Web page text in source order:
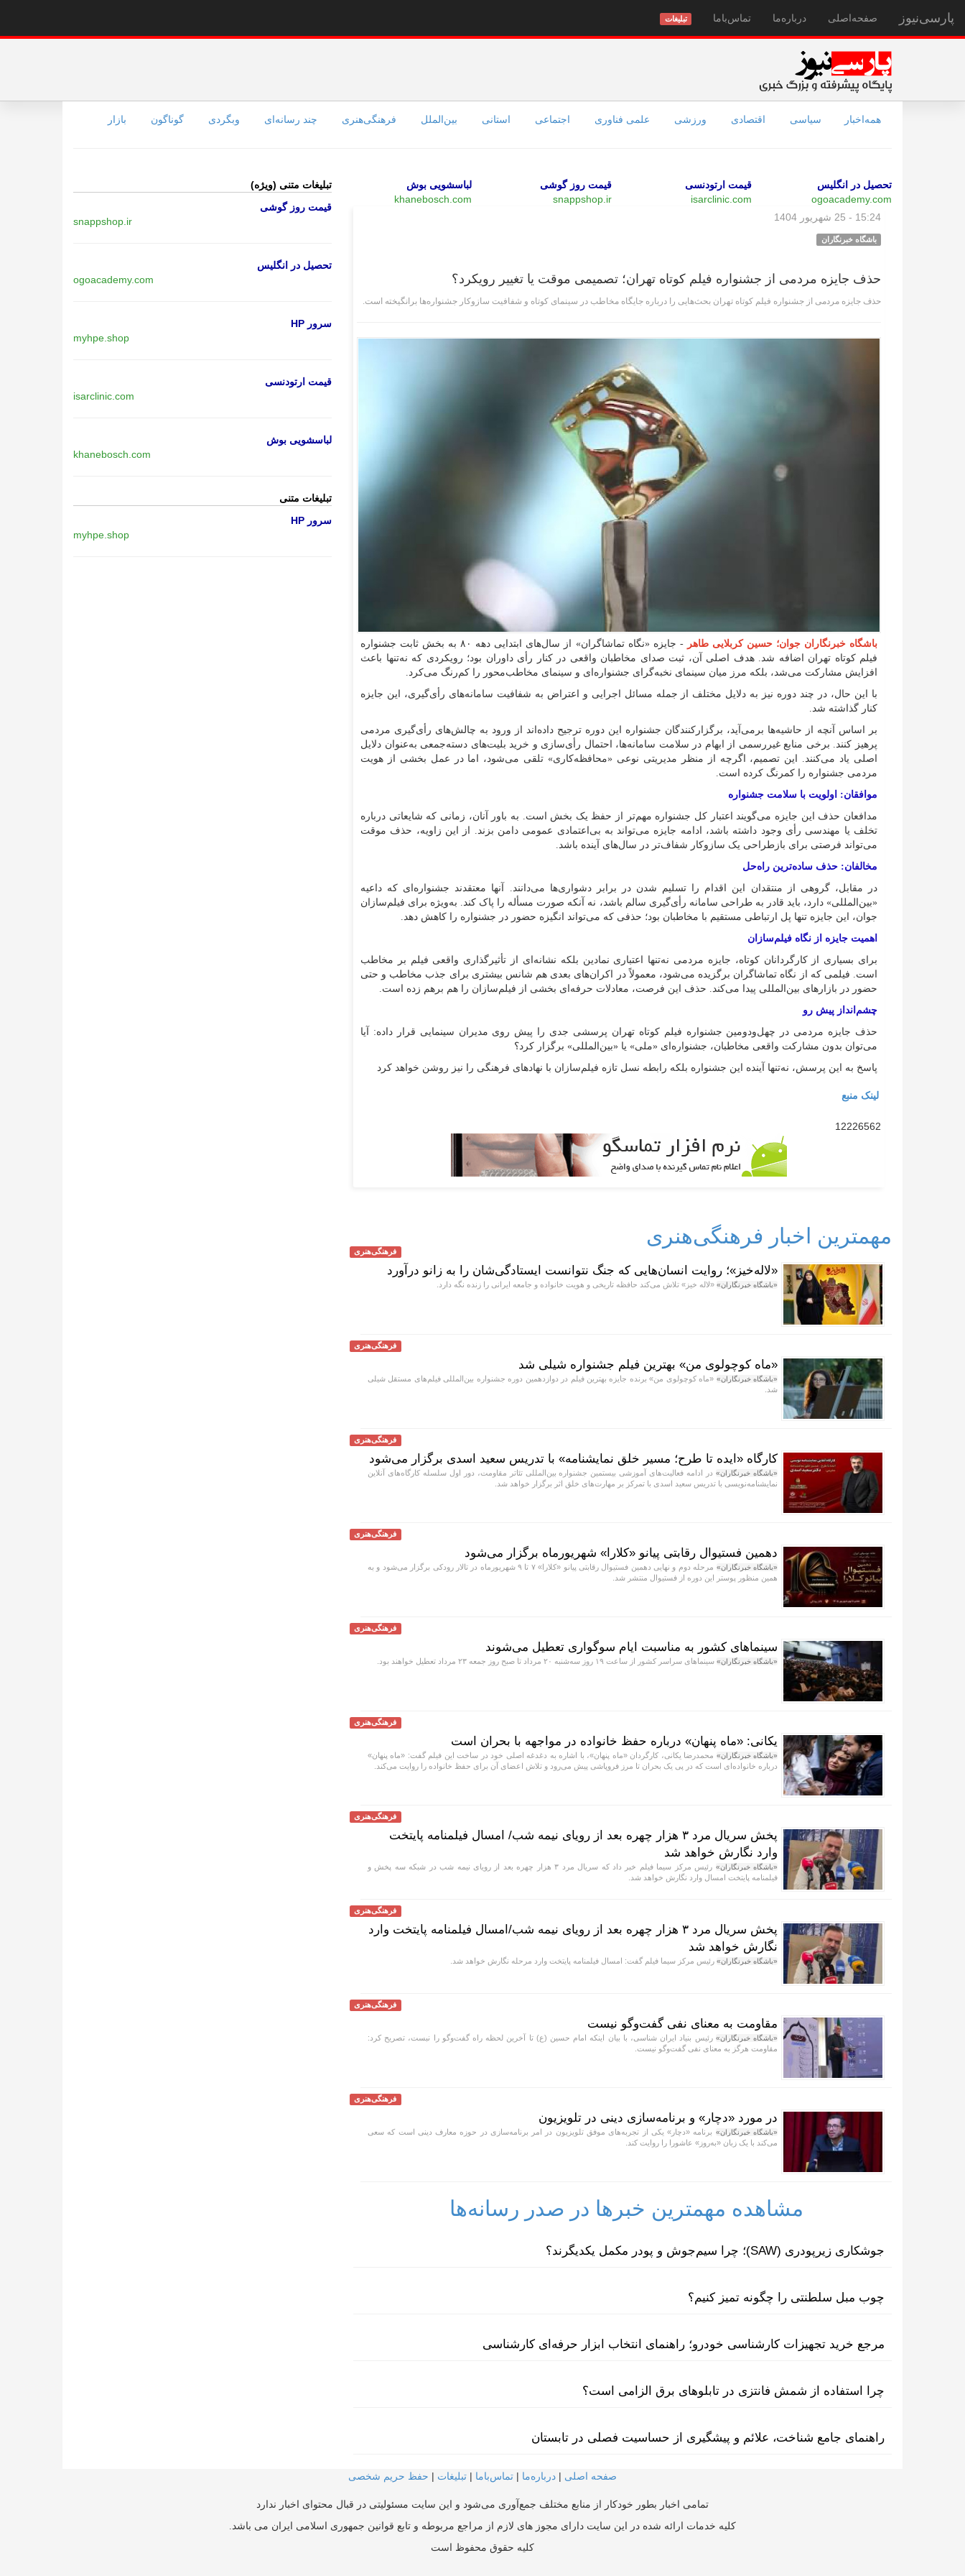
پارسی‌نیوز صفحه‌اصلی درباره‌ما تماس‌با‌ما تبلیغات
همه‌اخبار سیاسی اقتصادی ورزشی علمی فناوری اجتماعی استانی بین‌الملل فرهنگی‌هنری چند رسانه‌ای وبگردی گوناگون بازار
تحصیل در انگلیس
ogoacademy.com
قیمت ارتودنسی
isarclinic.com
قیمت روز گوشی
snappshop.ir
لباسشویی بوش
khanebosch.com
15:24 - 25 شهریور 1404
باشگاه خبرنگاران
حذف جایزه مردمی از جشنواره فیلم کوتاه تهران؛ تصمیمی موقت یا تغییر رویکرد؟
حذف جایزه مردمی از جشنواره فیلم کوتاه تهران بحث‌هایی را درباره جایگاه مخاطب در سینمای کوتاه و شفافیت سازوکار جشنواره‌ها برانگیخته است.
باشگاه خبرنگاران جوان؛ حسین کربلایی طاهر
- جایزه «نگاه تماشاگران» از سال‌های ابتدایی دهه ۸۰ به بخش ثابت جشنواره
فیلم کوتاه تهران اضافه شد. هدف اصلی آن، ثبت صدای مخاطبان واقعی در کنار رأی داوران بود؛ رویکردی که نه‌تنها باعث
افزایش مشارکت می‌شد، بلکه مرز میان سینمای نخبه‌گرای جشنواره‌ای و سینمای مخاطب‌محور را کم‌رنگ می‌کرد.
با این حال، در چند دوره نیز به دلایل مختلف از جمله مسائل اجرایی و اعتراض به شفافیت سامانه‌های رأی‌گیری، این جایزه
کنار گذاشته شد.
بر اساس آنچه از حاشیه‌ها برمی‌آید، برگزارکنندگان جشنواره این دوره ترجیح داده‌اند از ورود به چالش‌های رأی‌گیری مردمی
پرهیز کنند. برخی منابع غیررسمی از ابهام در سلامت سامانه‌ها، احتمال رأی‌سازی و خرید بلیت‌های دسته‌جمعی به‌عنوان دلایل
اصلی یاد می‌کنند. این تصمیم، اگرچه از منظر مدیریتی نوعی «محافظه‌کاری» تلقی می‌شود، اما در عمل بخشی از هویت
مردمی جشنواره را کمرنگ کرده است.
موافقان: اولویت با سلامت جشنواره
مدافعان حذف این جایزه می‌گویند اعتبار کل جشنواره مهم‌تر از حفظ یک بخش است. به باور آنان، زمانی که شایعاتی درباره
تخلف یا مهندسی رأی وجود داشته باشد، ادامه جایزه می‌تواند به بی‌اعتمادی عمومی دامن بزند. از این زاویه، حذف موقت
می‌تواند فرصتی برای بازطراحی یک سازوکار شفاف‌تر در سال‌های آینده باشد.
مخالفان: حذف ساده‌ترین راه‌حل
در مقابل، گروهی از منتقدان این اقدام را تسلیم شدن در برابر دشواری‌ها می‌دانند. آنها معتقدند جشنواره‌ای که داعیه
«بین‌المللی» دارد، باید قادر به طراحی سامانه رأی‌گیری سالم باشد، نه آنکه صورت مسأله را پاک کند. به‌ویژه برای فیلم‌سازان
جوان، این جایزه تنها پل ارتباطی مستقیم با مخاطبان بود؛ حذفی که می‌تواند انگیزه حضور در جشنواره را کاهش دهد.
اهمیت جایزه از نگاه فیلم‌سازان
برای بسیاری از کارگردانان کوتاه، جایزه مردمی نه‌تنها اعتباری نمادین بلکه نشانه‌ای از تأثیرگذاری واقعی فیلم بر مخاطب
است. فیلمی که از نگاه تماشاگران برگزیده می‌شود، معمولاً در اکران‌های بعدی هم شانس بیشتری برای جذب مخاطب و حتی
حضور در بازار‌های بین‌المللی پیدا می‌کند. حذف این فرصت، معادلات حرفه‌ای بخشی از فیلم‌سازان را هم برهم زده است.
چشم‌انداز پیش رو
حذف جایزه مردمی در چهل‌ودومین جشنواره فیلم کوتاه تهران پرسشی جدی را پیش روی مدیران سینمایی قرار داده: آیا
می‌توان بدون مشارکت واقعی مخاطبان، جشنواره‌ای «ملی» یا «بین‌المللی» برگزار کرد؟
پاسخ به این پرسش، نه‌تنها آینده این جشنواره بلکه رابطه نسل تازه فیلم‌سازان با نهاد‌های فرهنگی را نیز روشن خواهد کرد
لینک منبع
12226562
مهمترین اخبار فرهنگی‌هنری
فرهنگی‌هنری
«لاله‌خیز»؛ روایت انسان‌هایی که جنگ نتوانست ایستادگی‌شان را به زانو درآورد
«باشگاه خبرنگاران» «لاله خیز» تلاش می‌کند حافظه تاریخی و هویت خانواده و جامعه ایرانی را زنده نگه دارد.
فرهنگی‌هنری
«ماه کوچولوی من» بهترین فیلم جشنواره شیلی شد
«باشگاه خبرنگاران» «ماه کوچولوی من» برنده جایزه بهترین فیلم در دوازدهمین دوره جشنواره بین‌المللی فیلم‌های مستقل شیلی
شد.
فرهنگی‌هنری
کارگاه «ایده تا طرح؛ مسیر خلق نمایشنامه» با تدریس سعید اسدی برگزار می‌شود
«باشگاه خبرنگاران»در ادامه فعالیت‌های آموزشی بیستمین جشنواره بین‌المللی تئاتر مقاومت، دور اول سلسله کارگاه‌های آنلاین
نمایشنامه‌نویسی با تدریس سعید اسدی با تمرکز بر مهارت‌های خلق اثر برگزار خواهد شد.
فرهنگی‌هنری
دهمین فستیوال رقابتی پیانو «کلارا» شهریورماه برگزار می‌شود
«باشگاه خبرنگاران»
مرحله دوم و نهایی دهمین فستیوال رقابتی پیانو «کلارا» ۷ تا ۹ شهریورماه در تالار رودکی برگزار می‌شود و به
همین منظور پوستر این دوره از فستیوال منتشر شد.
فرهنگی‌هنری
سینماهای کشور به مناسبت ایام سوگواری تعطیل می‌شوند
«باشگاه خبرنگاران» سینماهای سراسر کشور از ساعت ۱۹ روز سه‌شنبه ۲۰ مرداد تا صبح روز جمعه ۲۳ مرداد تعطیل خواهند بود.
فرهنگی‌هنری
یکانی: «ماه پنهان» درباره حفظ خانواده در مواجهه با بحران است
«باشگاه خبرنگاران» محمدرضا یکانی، کارگردان «ماه پنهان»، با اشاره به دغدغه اصلی خود در ساخت این فیلم گفت: «ماه پنهان»
درباره خانواده‌ای است که در پی یک بحران تا مرز فروپاشی پیش می‌رود و تلاش اعضای آن برای حفظ خانواده را روایت می‌کند.
فرهنگی‌هنری
پخش سریال مرد ۳ هزار چهره بعد از رویای نیمه شب/ امسال فیلمنامه پایتخت
وارد نگارش خواهد شد
«باشگاه خبرنگاران»
رئیس مرکز سیما فیلم خبر داد که سریال مرد ۳ هزار چهره بعد از رویای نیمه شب در شبکه سه پخش و
فیلمنامه پایتخت امسال وارد نگارش خواهد شد.
فرهنگی‌هنری
پخش سریال مرد ۳ هزار چهره بعد از رویای نیمه شب/امسال فیلمنامه پایتخت وارد
نگارش خواهد شد
«باشگاه خبرنگاران» رئیس مرکز سیما فیلم گفت: امسال فیلمنامه پایتخت وارد مرحله نگارش خواهد شد.
فرهنگی‌هنری
مقاومت به معنای نفی گفت‌و‌گو نیست
«باشگاه خبرنگاران» رئیس بنیاد ایران شناسی، با بیان اینکه امام حسین (ع) تا آخرین لحظه راه گفت‌و‌گو را نبست، تصریح کرد:
مقاومت هرگز به معنای نفی گفت‌و‌گو نیست.
فرهنگی‌هنری
در مورد «دچار» و برنامه‌سازی دینی در تلویزیون
«باشگاه خبرنگاران» برنامه «دچار» یکی از تجربه‌های موفق تلویزیون در امر برنامه‌سازی در حوزه معارف دینی است که سعی
می‌کند با یک زبان «به‌روز» عاشورا را روایت کند.
مشاهده مهمترین خبرها در صدر رسانه‌ها
جوشکاری زیرپودری (SAW)؛ چرا سیم‌جوش و پودر مکمل یکدیگرند؟
چوب مبل سلطنتی را چگونه تمیز کنیم؟
مرجع خرید تجهیزات کارشناسی خودرو؛ راهنمای انتخاب ابزار حرفه‌ای کارشناسی
چرا استفاده از شمش فانتزی در تابلوهای برق الزامی است؟
راهنمای جامع شناخت، علائم و پیشگیری از حساسیت فصلی در تابستان
تبلیغات متنی (ویژه)
قیمت روز گوشی
snappshop.ir
تحصیل در انگلیس
ogoacademy.com
سرور HP
myhpe.shop
قیمت ارتودنسی
isarclinic.com
لباسشویی بوش
khanebosch.com
تبلیغات متنی
سرور HP
myhpe.shop
صفحه اصلی | درباره‌ما | تماس‌با‌ما | تبلیغات | حفظ حریم شخصی
تمامی اخبار بطور خودکار از منابع مختلف جمع‌آوری می‌شود و این سایت مسئولیتی در قبال محتوای اخبار ندارد
کلیه خدمات ارائه شده در این سایت دارای مجوز های لازم از مراجع مربوطه و تابع قوانین جمهوری اسلامی ایران می باشد.
کلیه حقوق محفوظ است